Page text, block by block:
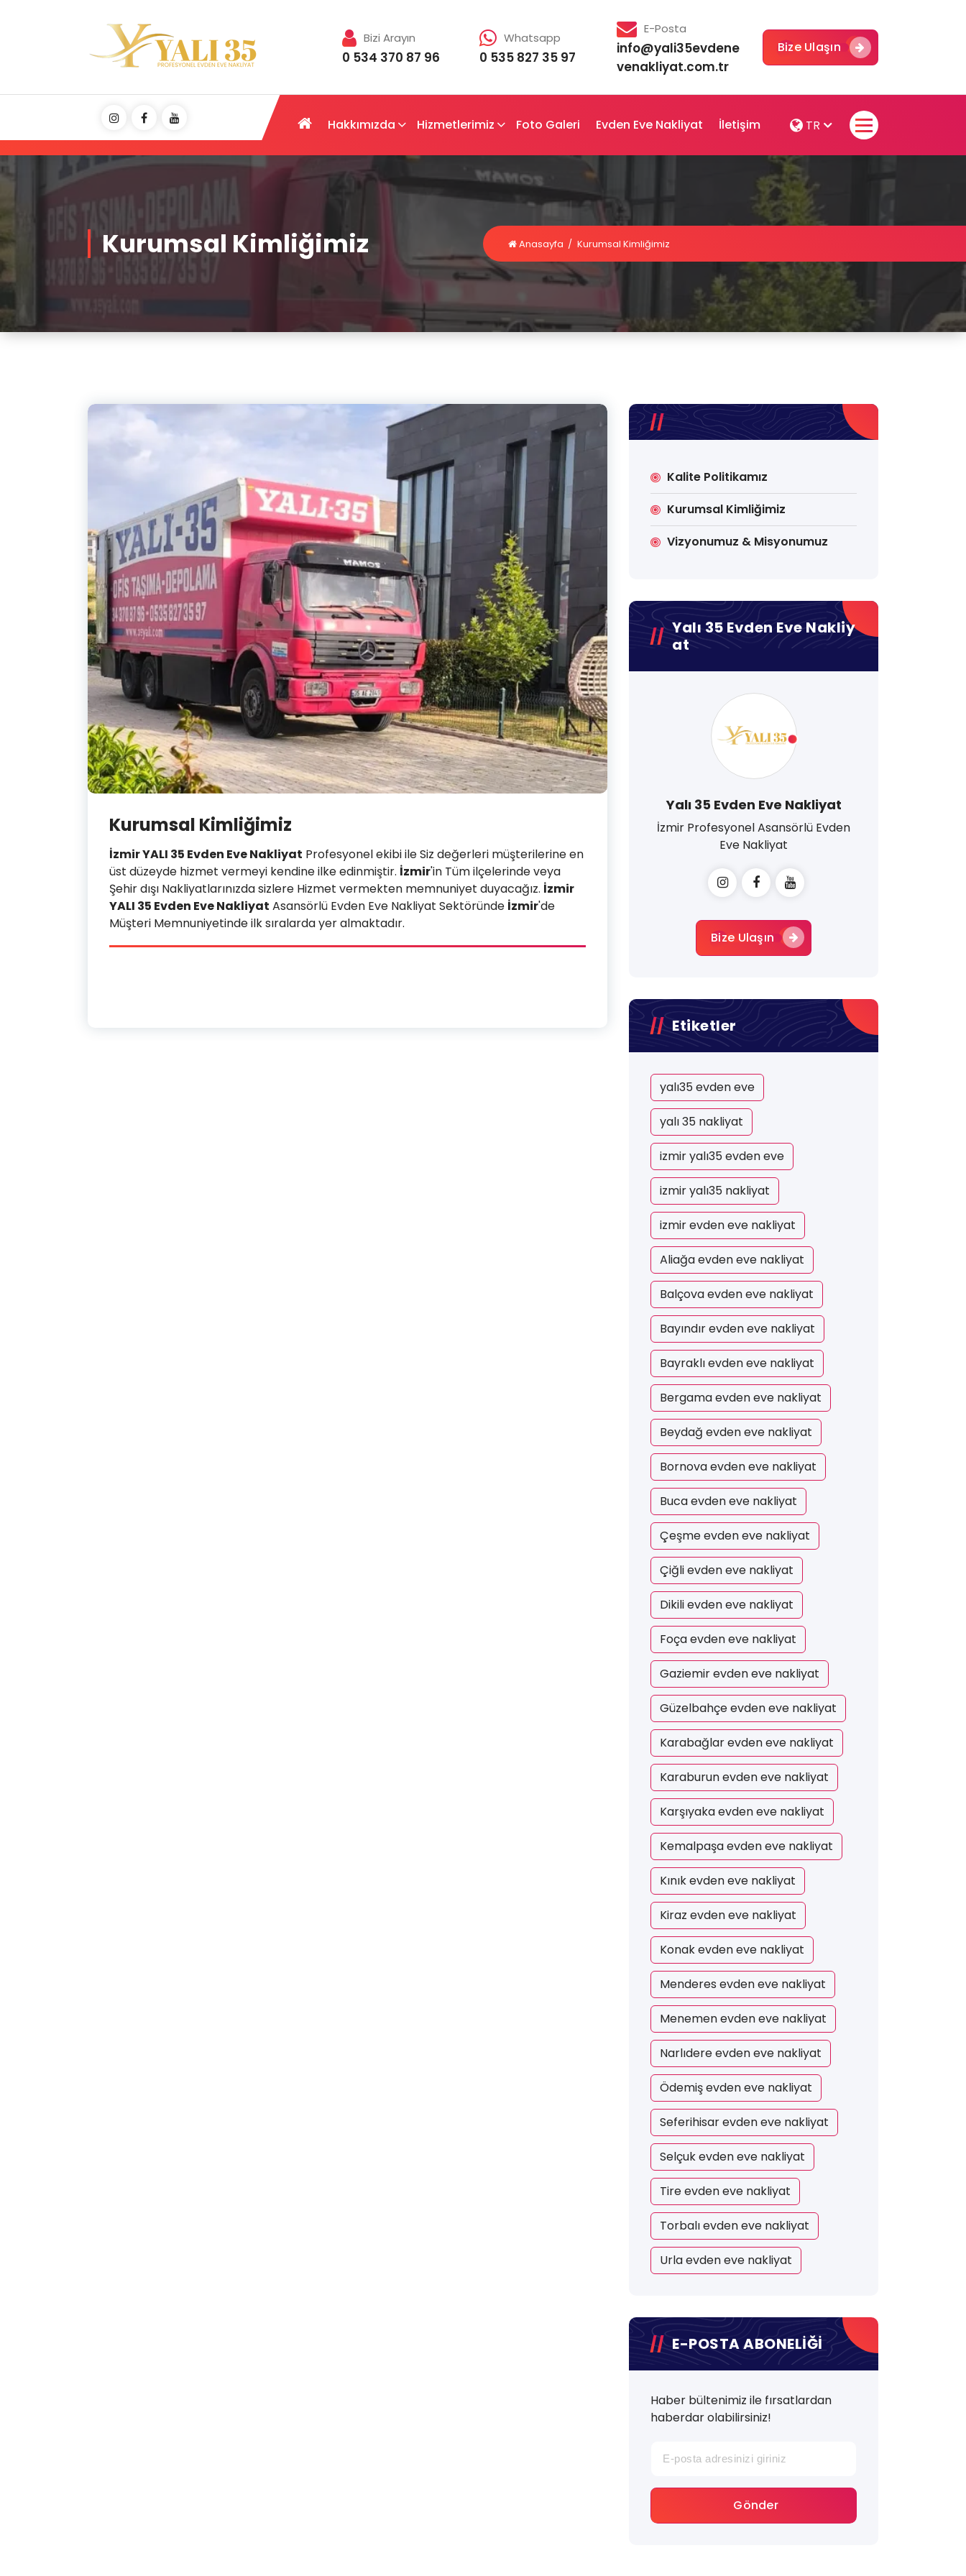
Bizi Arayın
0 534 370 87 96
Whatsapp
0 535 827 35 97
E-Posta
info@yali35evdene
venakliyat.com.tr
Bize Ulaşın
Hakkımızda Hizmetlerimiz Foto Galeri Evden Eve Nakliyat İletişim TR
Kurumsal Kimliğimiz Anasayfa / Kurumsal Kimliğimiz
Kurumsal Kimliğimiz
İzmir YALI 35 Evden Eve Nakliyat Profesyonel ekibi ile Siz değerleri müşterilerine en
üst düzeyde hizmet vermeyi kendine ilke edinmiştir. İzmir'in Tüm ilçelerinde veya
Şehir dışı Nakliyatlarınızda sizlere Hizmet vermekten memnuniyet duyacağız. İzmir
YALI 35 Evden Eve Nakliyat Asansörlü Evden Eve Nakliyat Sektöründe İzmir'de
Müşteri Memnuniyetinde ilk sıralarda yer almaktadır.
Kalite Politikamız
Kurumsal Kimliğimiz
Vizyonumuz & Misyonumuz
Yalı 35 Evden Eve Nakliy
At
Yalı 35 Evden Eve Nakliyat
İzmir Profesyonel Asansörlü Evden
Eve Nakliyat
Bize Ulaşın
Etiketler
yalı35 evden eve
yalı 35 nakliyat
izmir yalı35 evden eve
izmir yalı35 nakliyat
izmir evden eve nakliyat
Aliağa evden eve nakliyat
Balçova evden eve nakliyat
Bayındır evden eve nakliyat
Bayraklı evden eve nakliyat
Bergama evden eve nakliyat
Beydağ evden eve nakliyat
Bornova evden eve nakliyat
Buca evden eve nakliyat
Çeşme evden eve nakliyat
Çiğli evden eve nakliyat
Dikili evden eve nakliyat
Foça evden eve nakliyat
Gaziemir evden eve nakliyat
Güzelbahçe evden eve nakliyat
Karabağlar evden eve nakliyat
Karaburun evden eve nakliyat
Karşıyaka evden eve nakliyat
Kemalpaşa evden eve nakliyat
Kınık evden eve nakliyat
Kiraz evden eve nakliyat
Konak evden eve nakliyat
Menderes evden eve nakliyat
Menemen evden eve nakliyat
Narlıdere evden eve nakliyat
Ödemiş evden eve nakliyat
Seferihisar evden eve nakliyat
Selçuk evden eve nakliyat
Tire evden eve nakliyat
Torbalı evden eve nakliyat
Urla evden eve nakliyat
E-POSTA ABONELİĞİ
Haber bültenimiz ile fırsatlardan
haberdar olabilirsiniz!
Gönder